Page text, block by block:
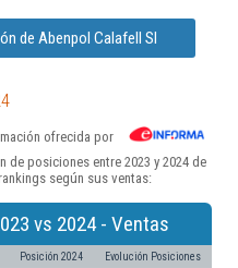
de Abenpol Calafell Sl
ofrecida por
posiciones entre 2023 y 2024 de
según sus ventas:
vs 2024 - Ventas
Posición 2024 Evolución Posiciones